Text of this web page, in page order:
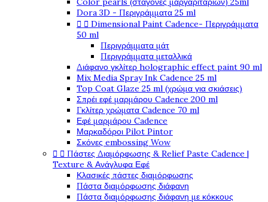
Dora 3D - Περιγράμματα 25 ml
  Dimensional Paint Cadence- Περιγράμματα
50 ml
Περιγράμματα μάτ
Περιγράμματα μεταλλικά
Διάφανο γκλίτερ holographic effect paint 90 ml
Mix Media Spray Ink Cadence 25 ml
Top Coat Glaze 25 ml (χρώμα για σκιάσεις)
Σπρέι εφέ μαρμάρου Cadence 200 ml
Γκλίτερ χρώματα Cadence 70 ml
Εφέ μαρμάρου Cadence
Μαρκαδόροι Pilot Pintor
Σκόνες embossing Wow
  Πάστες Διαμόρφωσης & Relief Paste Cadence |
Texture & Ανάγλυφα Εφέ
Κλασικές πάστες διαμόρφωσης
Πάστα διαμόρφωσης διάφανη
Πάστα διαμόρφωσης διάφανη με κόκκους